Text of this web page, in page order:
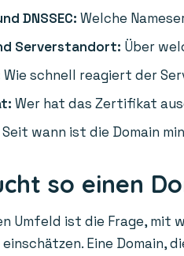
DNSSEC: Welche
Serverstandort: Über
Wie schnell reagiert der
Wer hat das Zertifikat
Seit wann ist die Domain
so einen
Umfeld ist die Frage, mit
einschätzen. Eine